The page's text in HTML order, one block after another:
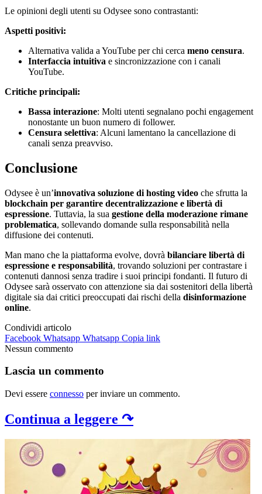
Le opinioni degli utenti su Odysee sono contrastanti:
Aspetti positivi:
Alternativa valida a YouTube per chi cerca meno censura.
Interfaccia intuitiva e sincronizzazione con i canali
YouTube.
Critiche principali:
Bassa interazione: Molti utenti segnalano pochi engagement
nonostante un buon numero di follower.
Censura selettiva: Alcuni lamentano la cancellazione di
canali senza preavviso.
Conclusione
Odysee è un’innovativa soluzione di hosting video che sfrutta la
blockchain per garantire decentralizzazione e libertà di
espressione. Tuttavia, la sua gestione della moderazione rimane
problematica, sollevando domande sulla responsabilità nella
diffusione dei contenuti.
Man mano che la piattaforma evolve, dovrà bilanciare libertà di
espressione e responsabilità, trovando soluzioni per contrastare i
contenuti dannosi senza tradire i suoi principi fondanti. Il futuro di
Odysee sarà osservato con attenzione sia dai sostenitori della libertà
digitale sia dai critici preoccupati dai rischi della disinformazione
online.
Condividi articolo
Facebook Whatsapp Whatsapp Copia link
Nessun commento
Lascia un commento
Devi essere connesso per inviare un commento.
Continua a leggere ↷